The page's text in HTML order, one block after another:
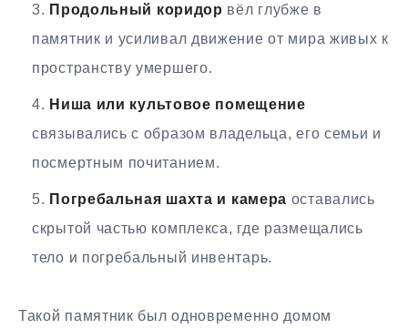
Продольный коридор вёл глубже в
памятник и усиливал движение от мира живых к
пространству умершего.
Ниша или культовое помещение
связывались с образом владельца, его семьи и
посмертным почитанием.
Погребальная шахта и камера оставались
скрытой частью комплекса, где размещались
тело и погребальный инвентарь.
Такой памятник был одновременно домом